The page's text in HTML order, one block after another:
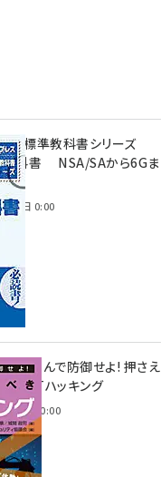
レス標準教科書シリーズ
教科書 NSA/SAから6Gま
月3日 0:00
を学んで防御せよ! 押さえ
べきIoTハッキング
月14日 0:00